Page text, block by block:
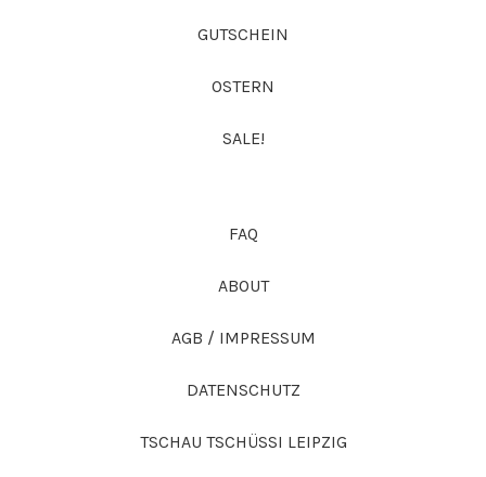
GUTSCHEIN
OSTERN
SALE!
FAQ
ABOUT
AGB / IMPRESSUM
DATENSCHUTZ
TSCHAU TSCHÜSSI LEIPZIG